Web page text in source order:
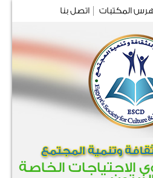
المكتبات اتصل بنا
الاحتياجات الخاصة